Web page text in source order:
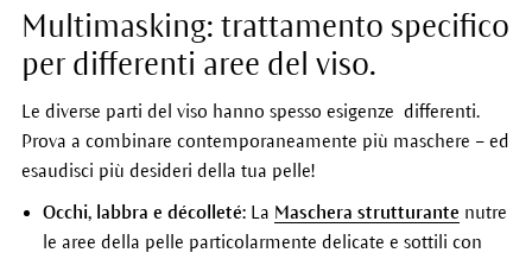
Multimasking: trattamento specifico
per differenti aree del viso.
Le diverse parti del viso hanno spesso esigenze differenti.
Prova a combinare contemporaneamente più maschere –ed
esaudisci più desideri della tua pelle!
Occhi, labbra e décolleté:La Maschera strutturante nutre
le aree della pelle particolarmente delicate e sottili con